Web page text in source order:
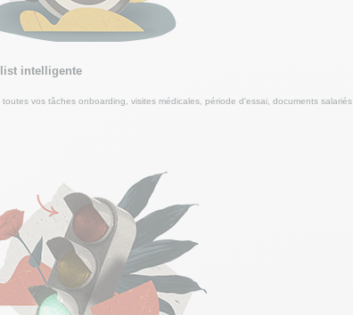
intelligente
vos tâches onboarding, visites médicales, période d'essai, documents salariés